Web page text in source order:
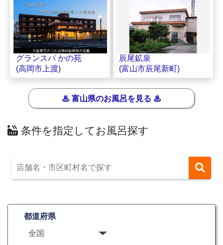
グランスパ かの苑
(高岡市上渡)
辰尾鉱泉
(富山市辰尾新町)
♨ 富山県のお風呂を見る ♨
条件を指定してお風呂探す
都道府県